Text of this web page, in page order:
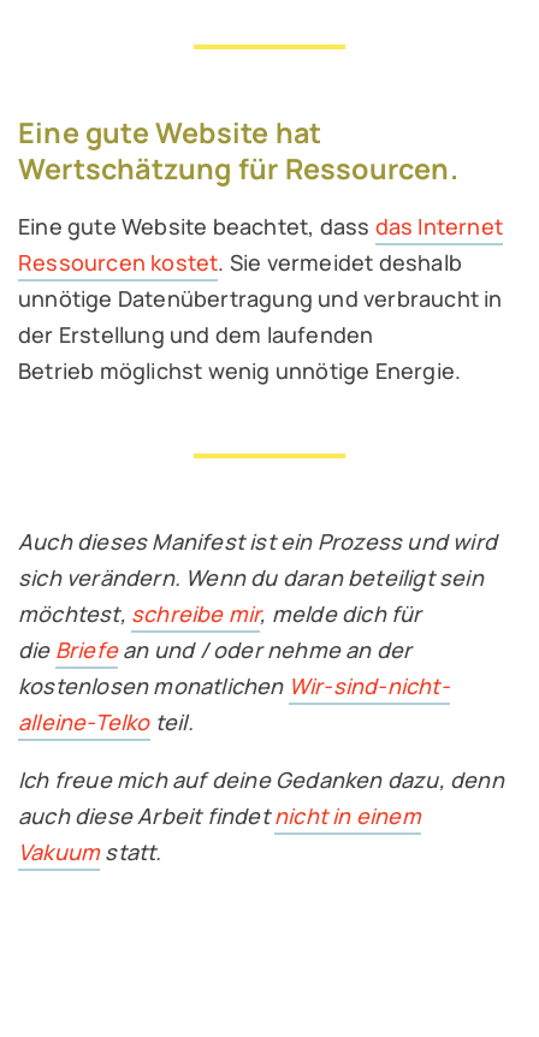
Eine gute Website hat
Wertschätzung für Ressourcen.
Eine gute Website beachtet, dass das Internet
Ressourcen kostet. Sie vermeidet deshalb
unnötige Datenübertragung und verbraucht in
der Erstellung und dem laufenden
Betrieb möglichst wenig unnötige Energie.
Auch dieses Manifest ist ein Prozess und wird
sich verändern. Wenn du daran beteiligt sein
möchtest, schreibe mir, melde dich für
die Briefean und / oder nehme an der
kostenlosen monatlichen Wir-sind-nicht-
alleine-Telkoteil.
Ich freue mich auf deine Gedanken dazu, denn
auch diese Arbeit findetnicht in einem
Vakuumstatt.